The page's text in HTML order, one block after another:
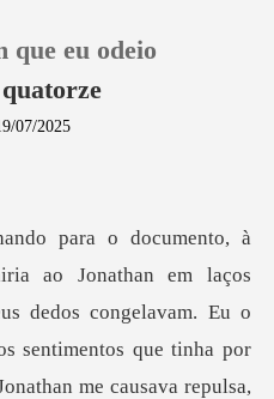
que eu odeio
07/2025
ços
dedos congelavam. Eu o
sentimentos q